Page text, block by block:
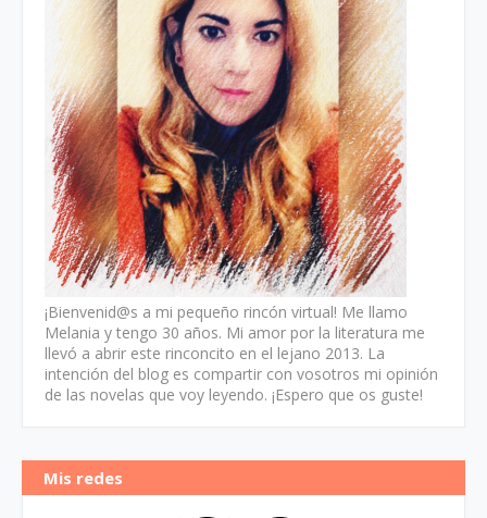
¡Bienvenid@s a mi pequeño rincón virtual! Me llamo
Melania y tengo 30 años. Mi amor por la literatura me
llevó a abrir este rinconcito en el lejano 2013. La
intención del blog es compartir con vosotros mi opinión
de las novelas que voy leyendo. ¡Espero que os guste!
Mis redes